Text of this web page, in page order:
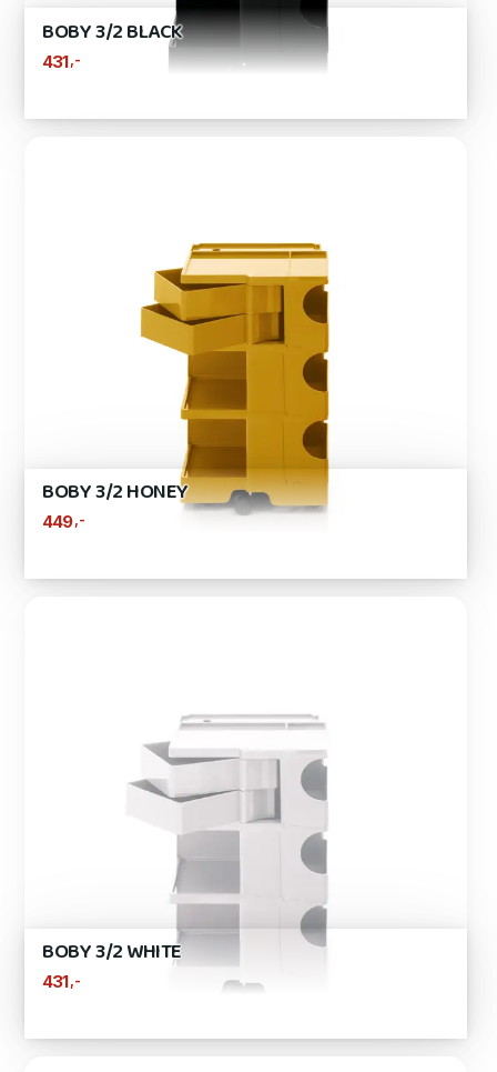
BOBY 3/2 BLACK
431,-
BOBY 3/2 HONEY
449,-
BOBY 3/2 WHITE
431 ,-